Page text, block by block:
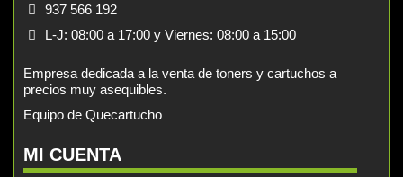
937 566 192
L-J: 08:00 a 17:00 y Viernes: 08:00 a 15:00
Empresa dedicada a la venta de toners y cartuchos a
precios muy asequibles.
Equipo de Quecartucho
MI CUENTA